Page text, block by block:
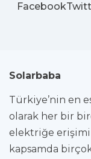
Facebook
Solarbaba
Türkiye’nin en
olarak her bir
elektriğe erişimi
kapsamda